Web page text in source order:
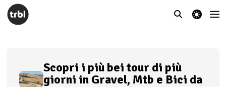
theme switcher
Scopri i più bei tour di più
giorni in Gravel, Mtb e Bici da